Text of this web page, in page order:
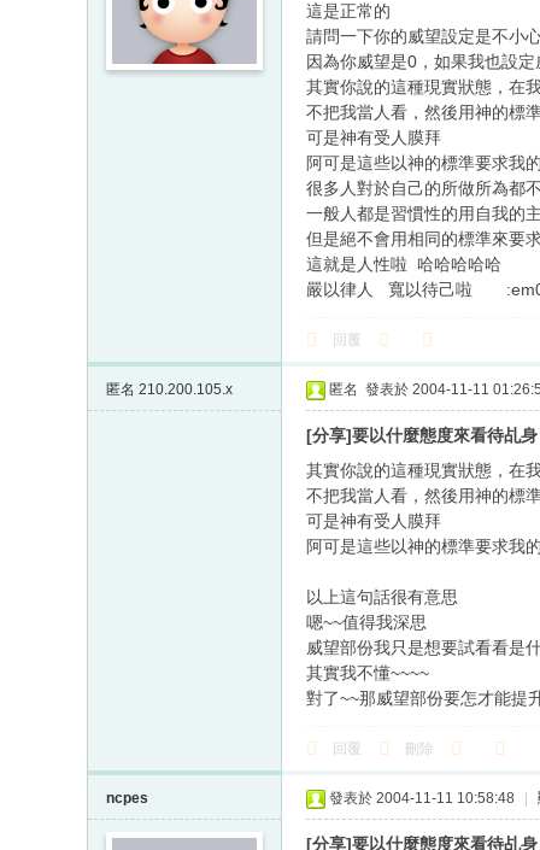
這是正常的
請問一下你的威望設定是不小
因為你威望是0，如果我也設
其實你說的這種現實狀態，在
不把我當人看，然後用神的標
可是神有受人膜拜
阿可是這些以神的標準要求我
很多人對於自己的所做所為都
一般人都是習慣性的用自我的
但是絕不會用相同的標準來要
這就是人性啦 哈哈哈哈哈
嚴以律人 寬以待己啦
回覆
匿名 210.200.105.x 匿名 發表於 2004-11-11
[分享]要以什麼態度來看待乩身
其實你說的這種現實狀態，在
不把我當人看，然後用神的標
可是神有受人膜拜
阿可是這些以神的標準要求我
以上這句話很有意思
嗯~~值得我深思
威望部份我只是想要試看看是
其實我不懂~~~~
對了~~那威望部份要怎才能提
回覆 刪除
ncpes 發表於 2004-11-11 10:58:48
[分享]要以什麼態度來看待乩身